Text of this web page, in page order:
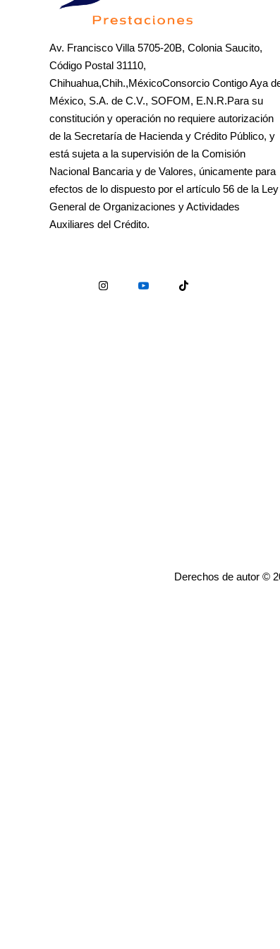
Av. Francisco Villa 5705-20B, Colonia Saucito,
Código Postal 31110,
Chihuahua,Chih.,MéxicoConsorcio Contigo Aya
México, S.A. de C.V., SOFOM, E.N.R.Para su
constitución y operación no requiere autorización
de la Secretaría de Hacienda y Crédito Público, y
está sujeta a la supervisión de la Comisión
Nacional Bancaria y de Valores, únicamente para
efectos de lo dispuesto por el artículo 56 de la Ley
General de Organizaciones y Actividades
Auxiliares del Crédito.
Derechos de autor ©